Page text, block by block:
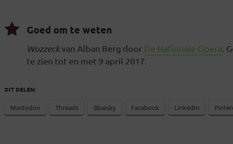
Goed om te weten
Wozzeckvan Alban Berg door De Nationale Opera.
te zien tot en met 9 april 2017.
DIT DELEN:
Mastodon Threads Bluesky Facebook LinkedIn